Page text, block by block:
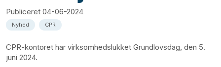
Publiceret 04-06-2024
Nyhed CPR
CPR-kontoret har virksomhedslukket Grundlovsdag, den 5.
juni 2024.